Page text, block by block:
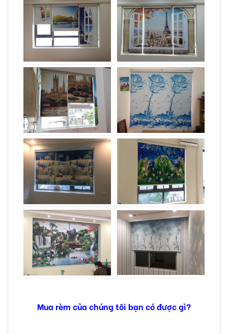
Mua rèm của chúng tôi bạn có được gì?